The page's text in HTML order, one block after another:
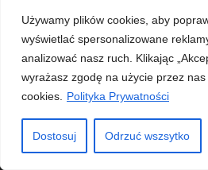
Używamy plików cookies, aby
wyświetlać spersonalizowane
analizować nasz ruch. Klikając
wyrażasz zgodę na użycie przez nas
cookies.
Polityka Prywatności
Dostosuj Odrzuć wszsytko
Techniczne AnyDesk
Polityka prywatności
Regulamin usługi iCargo
© 2026